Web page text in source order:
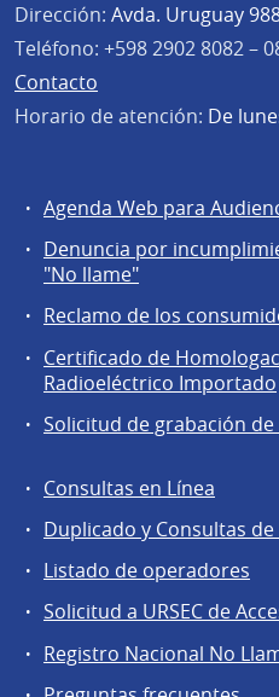
Dirección: Avda. Uruguay
Teléfono: +598 2902 8082 –
Contacto
Horario de atención: De
Servicios
comunidad
Agenda Web para
Denuncia por
"No llame"
Reclamo de los
Certificado de
Radioeléctrico Importado
Solicitud de grabación
Agentes
regulados
Consultas en Línea
Duplicado y Consultas de
Listado de operadores
Solicitud a URSEC de
Registro Nacional No